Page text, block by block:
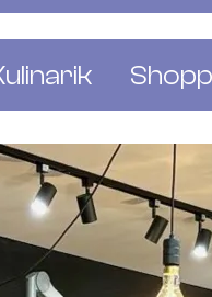
Bars & Pubs
& Tea
&
Mode